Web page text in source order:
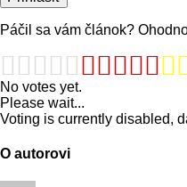
Páčil sa vám článok?
No votes yet.
Please wait...
Voting is currently disabled,
O autorovi